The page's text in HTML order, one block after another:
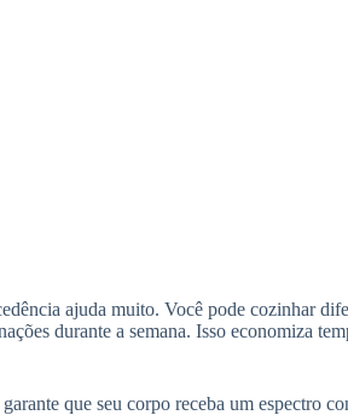
ajuda muito. Você pode cozinhar
durante a semana. Isso economiza
que seu corpo receba um espectro